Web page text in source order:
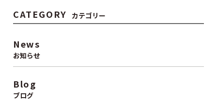
CATEGORY カテゴリー
News
お知らせ
Blog
ブログ